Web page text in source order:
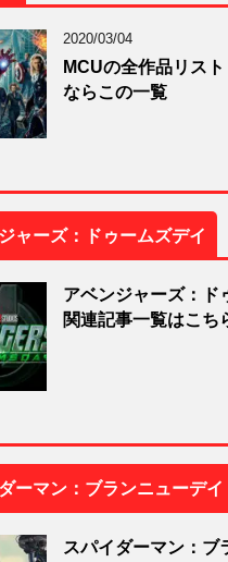
2020/03/04
MCUの全作品リス
ならこの一覧
ーズ：ドゥームズデイ
アベンジャーズ：ド
関連記事一覧はこち
マン：ブランニューデイ
スパイダーマン：ブ